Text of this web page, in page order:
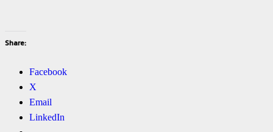
Share:
Facebook
X
Email
LinkedIn